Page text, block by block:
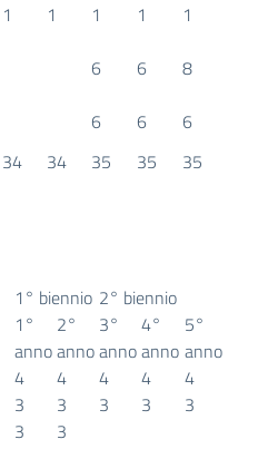
1 1 1 1
1
6 6
8
6 6
6
34 34 35 35 35
1° biennio 2° biennio
1°
anno
2°
anno
3°
anno
4°
anno
5°
anno
4 4 4 4
4
3 3 3 3
3
3
3